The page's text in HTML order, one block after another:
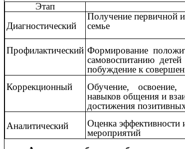
Этап
Диагностический
Получение первичной
семье
Профилактический Формирование
самовоспитанию
побуждение к
Коррекционный
Обучение,
навыков общения и
достижения
Аналитический
Оценка эффективности
мероприятий